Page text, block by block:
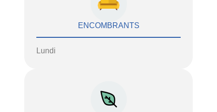
ENCOMBRANTS
Lundi